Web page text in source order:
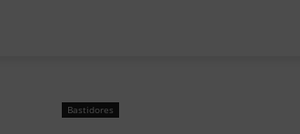
Bastidores